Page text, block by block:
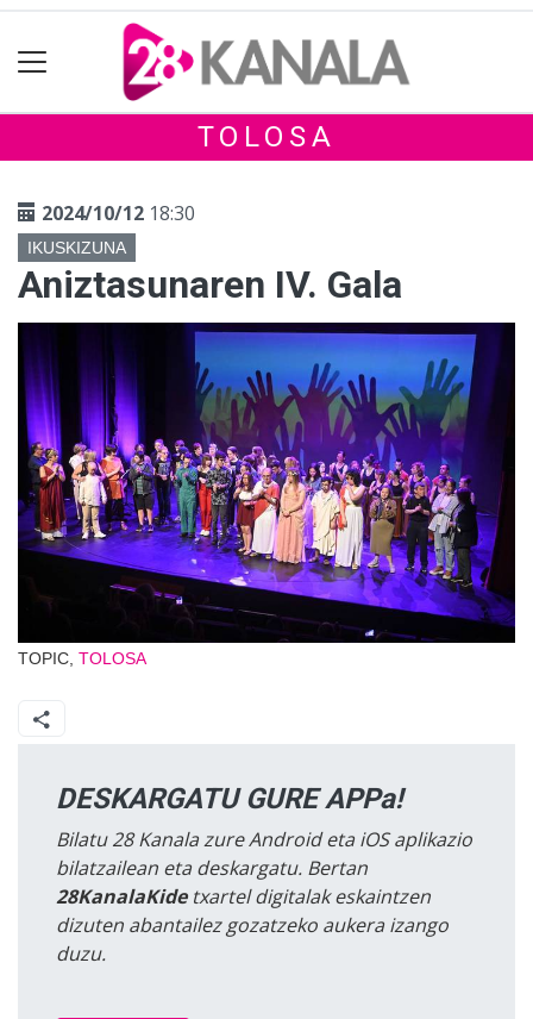
TOLOSA
2024/10/12 18:30
IKUSKIZUNA
Aniztasunaren IV. Gala
TOPIC, TOLOSA
DESKARGATU GURE APPa!
Bilatu 28 Kanala zure Android eta iOS aplikazio
bilatzailean eta deskargatu. Bertan
28KanalaKidetxartel digitalak eskaintzen
dizuten abantailez gozatzeko aukera izango
duzu.